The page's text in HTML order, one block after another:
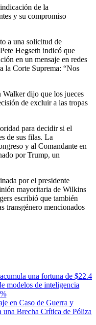
de la
y su compromiso
a una solicitud de
Hegseth indicó que
en un mensaje en redes
la Corte Suprema: “Nos
dijo que los jueces
de excluir a las tropas
para decidir si el
de sus filas. La
y al Comandante en
por Trump, un
por el presidente
mayoritaria de Wilkins
escribió que también
transgénero mencionados
una fortuna de $22.4
modelos de inteligencia
en Caso de Guerra y
Brecha Crítica de Póliza